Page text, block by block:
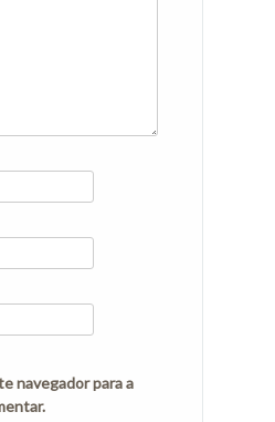
navegador para a